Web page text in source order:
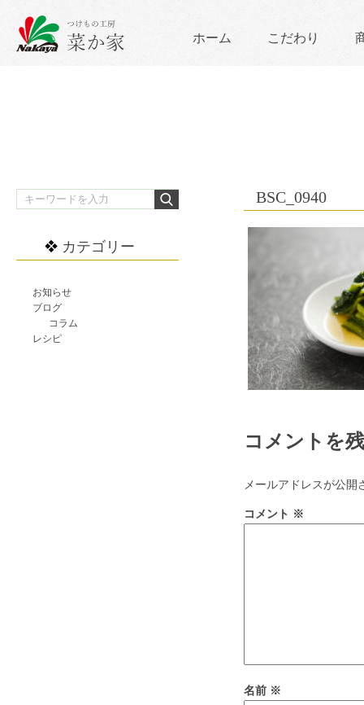
ホーム こだわり
BSC_0940
コメントを
メールアドレスが公開
コメント ※
名前 ※
カテゴリー
お知らせ
ブログ
コラム
レシピ